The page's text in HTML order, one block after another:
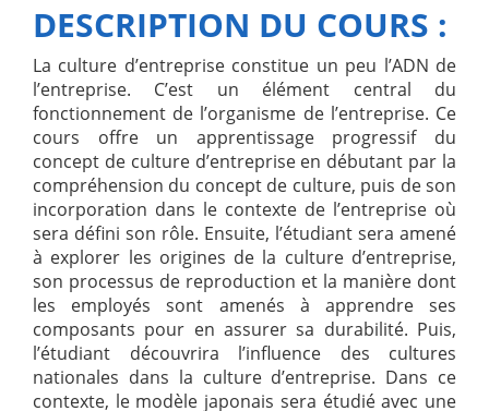
DESCRIPTION DU COURS :
La culture d’entreprise constitue un peu l’ADN de
l’entreprise. C’est un élément central du
fonctionnement de l’organisme de l’entreprise. Ce
cours offre un apprentissage progressif du
concept de culture d’entreprise en débutant par la
compréhension du concept de culture, puis de son
incorporation dans le contexte de l’entreprise où
sera défini son rôle. Ensuite, l’étudiant sera amené
à explorer les origines de la culture d’entreprise,
son processus de reproduction et la manière dont
les employés sont amenés à apprendre ses
composants pour en assurer sa durabilité. Puis,
l’étudiant découvrira l’influence des cultures
nationales dans la culture d’entreprise. Dans ce
contexte, le modèle japonais sera étudié avec une